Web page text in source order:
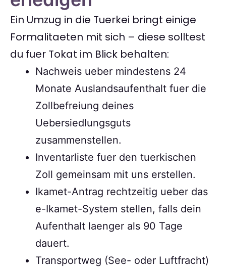
Ein Umzug in die Tuerkei bringt einige
Formalitaeten mit sich – diese solltest
du fuer Tokat im Blick behalten:
Nachweis ueber mindestens 24
Monate Auslandsaufenthalt fuer die
Zollbefreiung deines
Uebersiedlungsguts
zusammenstellen.
Inventarliste fuer den tuerkischen
Zoll gemeinsam mit uns erstellen.
Ikamet-Antrag rechtzeitig ueber das
e-Ikamet-System stellen, falls dein
Aufenthalt laenger als 90 Tage
dauert.
Transportweg (See- oder Luftfracht)